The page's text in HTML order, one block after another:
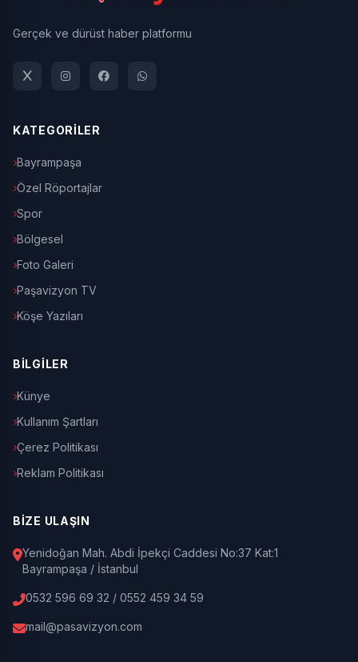
Gerçek ve dürüst haber platformu
KATEGORİLER
Bayrampaşa
Özel Röportajlar
Spor
Bölgesel
Foto Galeri
Paşavizyon TV
Köşe Yazıları
BİLGİLER
Künye
Kullanım Şartları
Çerez Politikası
Reklam Politikası
BİZE ULAŞIN
Yenidoğan Mah. Abdi İpekçi Caddesi No:37 Kat:1
Bayrampaşa / İstanbul
0532 596 69 32 / 0552 459 34 59
mail@pasavizyon.com